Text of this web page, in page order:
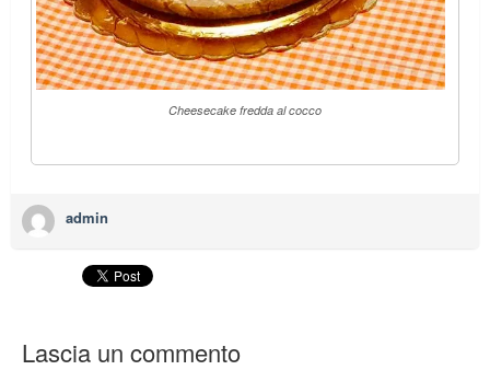
Cheesecake fredda al cocco
admin
Lascia un commento